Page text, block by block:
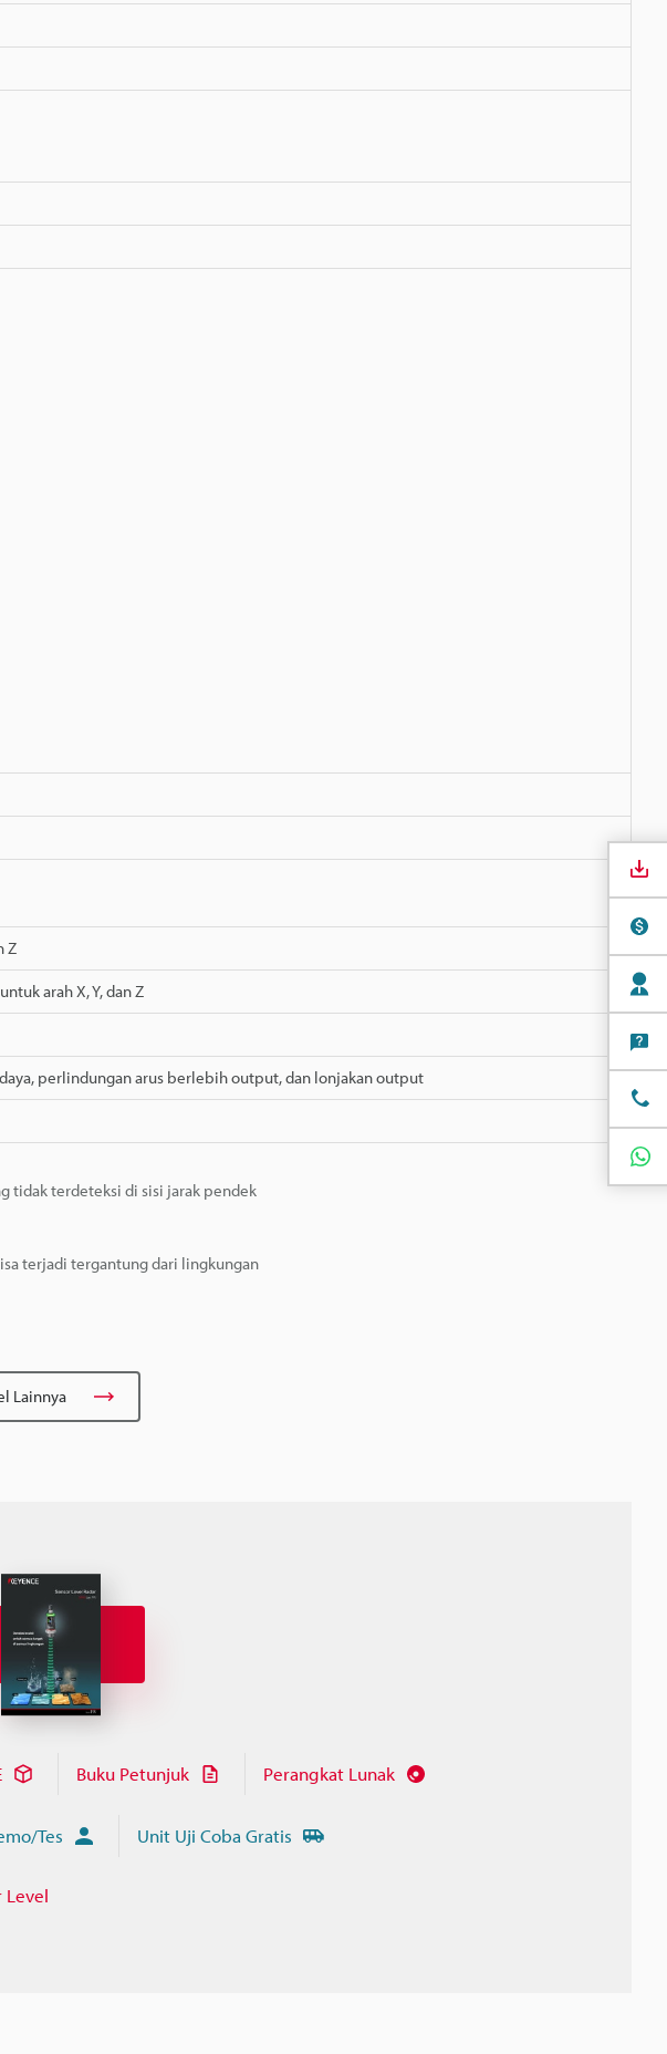
Z
arah X, Y, dan Z
perlindungan arus berlebih output, dan lonjakan output
tidak terdeteksi di sisi jarak pendek
terjadi tergantung dari lingkungan
Lainnya
Buku Petunjuk Perangkat Lunak
Tes Unit Uji Coba Gratis
Level